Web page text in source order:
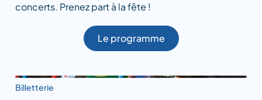
concerts. Prenez part à la fête !
Le programme
Billetterie